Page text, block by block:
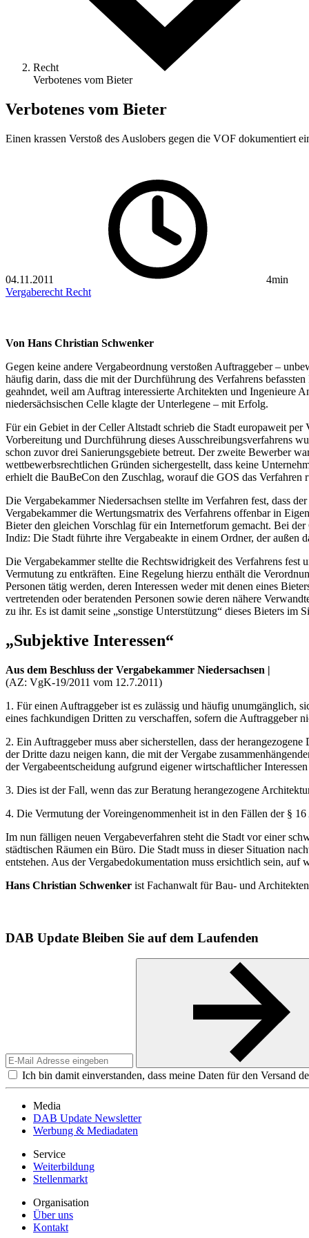
Recht
Verbotenes vom Bieter
Verbotenes vom Bieter
Einen krassen Verstoß des Auslobers gegen die VOF dokumentiert
04.11.2011
4min
Vergaberecht Recht
Von Hans Christian Schwenker
Gegen keine andere Vergabeordnung verstoßen Auftraggeber –
häufig darin, dass die mit der Durchführung des Verfahrens
geahndet, weil am Auftrag interessierte Architekten und Ingenieure
niedersächsischen Celle klagte der Unterlegene – mit Erfolg.
Für ein Gebiet in der Celler Altstadt schrieb die Stadt europaweit
Vorbereitung und Durchführung dieses Ausschreibungsverfahrens
schon zuvor drei Sanierungsgebiete betreut. Der zweite Bewerber
wettbewerbsrechtlichen Gründen sichergestellt, dass keine
erhielt die BauBeCon den Zuschlag, worauf die GOS das Verfahren
Die Vergabekammer Niedersachsen stellte im Verfahren fest, dass
Vergabekammer die Wertungsmatrix des Verfahrens offenbar in
Bieter den gleichen Vorschlag für ein Internetforum gemacht. Bei
Indiz: Die Stadt führte ihre Vergabeakte in einem Ordner, der außen
Die Vergabekammer stellte die Rechtswidrigkeit des Verfahrens
Vermutung zu entkräften. Eine Regelung hierzu enthält die
Personen tätig werden, deren Interessen weder mit denen eines
vertretenden oder beratenden Personen sowie deren nähere
zu ihr. Es ist damit seine „sonstige Unterstützung“ dieses Bieters im
„Subjektive Interessen“
Aus dem Beschluss der Vergabekammer Niedersachsen |
(AZ: VgK-19/2011 vom 12.7.2011)
1. Für einen Auftraggeber ist es zulässig und häufig unumgänglich,
eines fachkundigen Dritten zu verschaffen, sofern die Auftraggeber
2. Ein Auftraggeber muss aber sicherstellen, dass der
der Dritte dazu neigen kann, die mit der Vergabe
der Vergabeentscheidung aufgrund eigener wirtschaftlicher
3. Dies ist der Fall, wenn das zur Beratung herangezogene
4. Die Vermutung der Voreingenommenheit ist in den Fällen der §
Im nun fälligen neuen Vergabeverfahren steht die Stadt vor einer
städtischen Räumen ein Büro. Die Stadt muss in dieser Situation
entstehen. Aus der Vergabedokumentation muss ersichtlich sein,
Hans Christian Schwenker ist Fachanwalt für Bau- und
DAB Update Bleiben Sie auf dem Laufenden
Ich bin damit einverstanden, dass meine Daten für den Versand
Media
DAB Update Newsletter
Werbung & Mediadaten
Service
Weiterbildung
Stellenmarkt
Organisation
Über uns
Kontakt